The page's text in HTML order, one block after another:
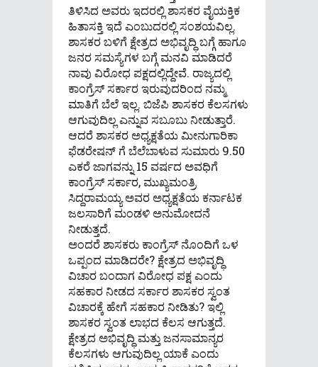
ತಿಳಿಸಿದ ಅವರು ಇದರಲ್ಲಿ ಶಾಸಕರ ವೈಯಕ್ತಿಕ
ಹಿತಾಸಕ್ತಿ ಇದೆ ಎಂಬುದರಲ್ಲಿ ಸಂಶಯವಿಲ್ಲ.
ಶಾಸಕರ ಬಳಿಗೆ ಕ್ಷೇತ್ರದ ಅಭಿವೃದ್ಧಿ ಬಗ್ಗೆ ಹಾಗೂ
ಜನರ ಸಮಸ್ಯೆಗಳ ಬಗ್ಗೆ ಮನವಿ ಮಾಡಿದರೆ
ನಾವು ವಿರೋಧ ಪಕ್ಷದಲ್ಲಿದ್ದೇವೆ. ರಾಜ್ಯದಲ್ಲಿ
ಕಾಂಗ್ರೆಸ್ ಸರ್ಕಾರ ಇರುವುದರಿಂದ ನಮ್ಮ
ಮಾತಿಗೆ ಬೆಲೆ ಇಲ್ಲ. ಬಿಜೆಪಿ ಶಾಸಕರ ಕೆಲಸಗಳು
ಆಗುವುದಿಲ್ಲ ಎನ್ನುವ ಸಬೂಬು ನೀಡುತ್ತಾರೆ.
ಆದರೆ ಶಾಸಕರ ಅಧ್ಯಕ್ಷತೆಯ ಮೀನುಗಾರಿಕಾ
ಫೆಡರೇಷನ್ ಗೆ ಬೆಲೆಬಾಳುವ ಸುಮಾರು 9.50
ಎಕರೆ ಜಾಗವನ್ನು 15 ವರ್ಷದ ಅವಧಿಗೆ
ಕಾಂಗ್ರೆಸ್ ಸರ್ಕಾರ, ಮುಖ್ಯಮಂತ್ರಿ
ಸಿದ್ದರಾಮಯ್ಯ ಅವರ ಅಧ್ಯಕ್ಷತೆಯ ಕರ್ನಾಟಕ
ಜಲಸಾರಿಗೆ ಮಂಡಳಿ ಅನುಮೋದನೆ
ನೀಡುತ್ತದೆ.
ಅಂದರೆ ಶಾಸಕರು ಕಾಂಗ್ರೆಸ್ ನೊಂದಿಗೆ ಒಳ
ಒಪ್ಪಂದ ಮಾಡಿದರೇ? ಕ್ಷೇತ್ರದ ಅಭಿವೃದ್ಧಿ
ವಿಚಾರ ಬಂದಾಗ ವಿರೋಧ ಪಕ್ಷ ಎಂದು
ಸಹಕಾರ ನೀಡದ ಸರ್ಕಾರ ಶಾಸಕರ ಸ್ವಂತ
ವಿಚಾರಕ್ಕೆ ಹೇಗೆ ಸಹಕಾರ ನೀಡಿತು? ಇಲ್ಲಿ
ಶಾಸಕರ ಸ್ವಂತ ಲಾಭದ ಕೆಲಸ ಆಗುತ್ತದೆ.
ಕ್ಷೇತ್ರದ ಅಭಿವೃದ್ಧಿ ಮತ್ತು ಜನಸಾಮಾನ್ಯರ
ಕೆಲಸಗಳು ಆಗುವುದಿಲ್ಲ ಯಾಕೆ ಎಂದು